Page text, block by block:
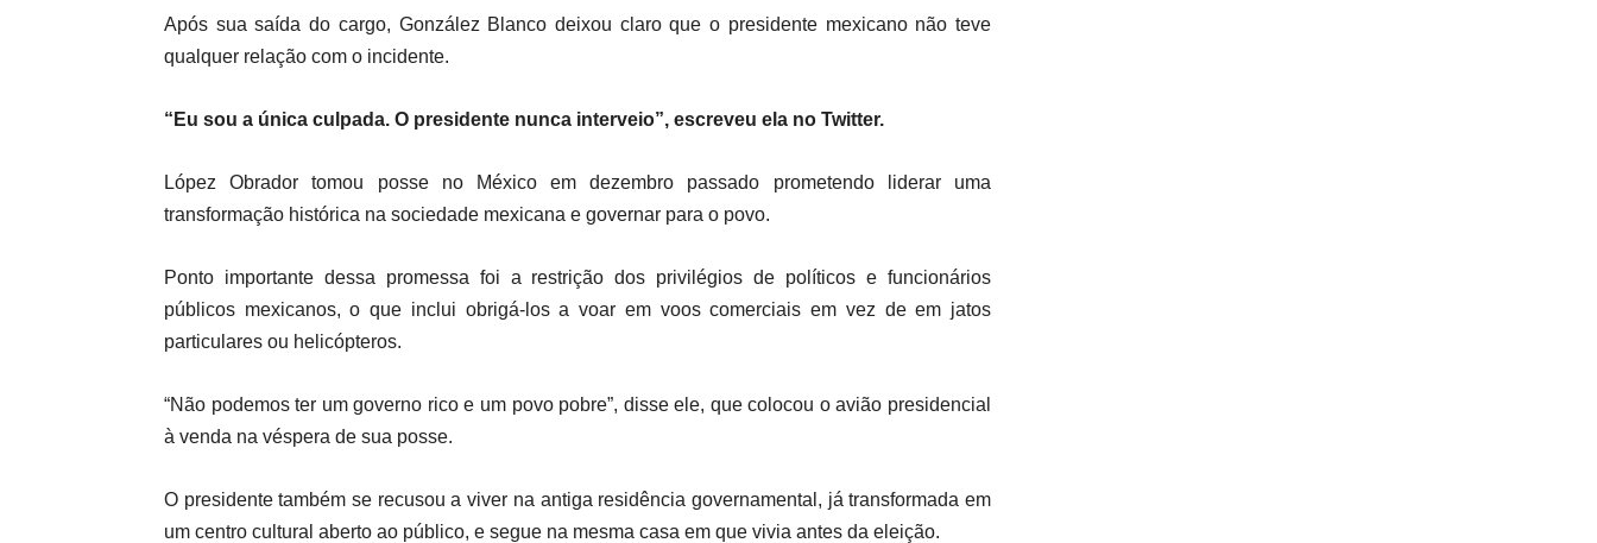
Após sua saída do cargo, González Blanco deixou claro que o presidente mexicano não teve
qualquer relação com o incidente.
“Eu sou a única culpada. O presidente nunca interveio”, escreveu ela no Twitter.
López Obrador tomou posse no México em dezembro passado prometendo liderar uma
transformação histórica na sociedade mexicana e governar para o povo.
Ponto importante dessa promessa foi a restrição dos privilégios de políticos e funcionários
públicos mexicanos, o que inclui obrigá-los a voar em voos comerciais em vez de em jatos
particulares ou helicópteros.
“Não podemos ter um governo rico e um povo pobre”, disse ele, que colocou o avião presidencial
à venda na véspera de sua posse.
O presidente também se recusou a viver na antiga residência governamental, já transformada em
um centro cultural aberto ao público, e segue na mesma casa em que vivia antes da eleição.